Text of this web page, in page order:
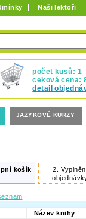
Naši lektoři
počet kusů: 1
ceková cena:
detail
JAZYKOVÉ KURZY
košík 2.
Název knihy